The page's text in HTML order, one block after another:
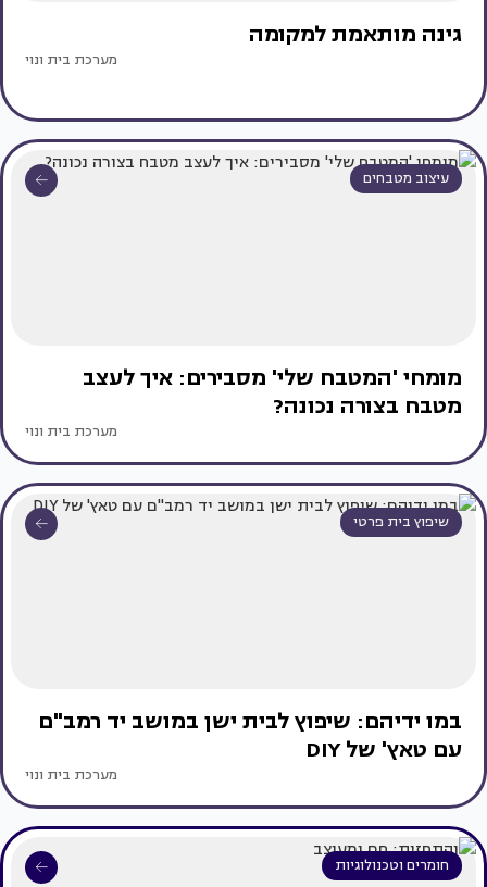
גינה מותאמת למקומה
מערכת בית ונוי
עיצוב מטבחים
מומחי 'המטבח שלי' מסבירים: איך לעצב
מטבח בצורה נכונה?
מערכת בית ונוי
שיפוץ בית פרטי
במו ידיהם: שיפוץ לבית ישן במושב יד רמב"ם
עם טאץ' של DIY
מערכת בית ונוי
חומרים וטכנולוגיות